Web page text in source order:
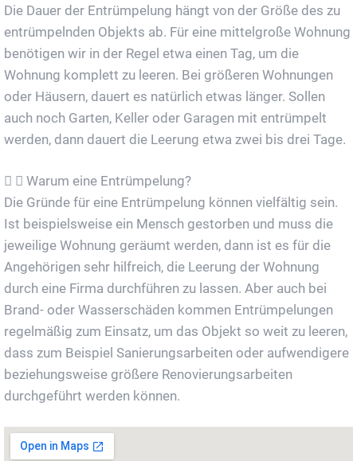
Die Dauer der Entrümpelung hängt von der Größe des zu
entrümpelnden Objekts ab. Für eine mittelgroße Wohnung
benötigen wir in der Regel etwa einen Tag, um die
Wohnung komplett zu leeren. Bei größeren Wohnungen
oder Häusern, dauert es natürlich etwas länger. Sollen
auch noch Garten, Keller oder Garagen mit entrümpelt
werden, dann dauert die Leerung etwa zwei bis drei Tage.
Warum eine Entrümpelung?
Die Gründe für eine Entrümpelung können vielfältig sein.
Ist beispielsweise ein Mensch gestorben und muss die
jeweilige Wohnung geräumt werden, dann ist es für die
Angehörigen sehr hilfreich, die Leerung der Wohnung
durch eine Firma durchführen zu lassen. Aber auch bei
Brand- oder Wasserschäden kommen Entrümpelungen
regelmäßig zum Einsatz, um das Objekt so weit zu leeren,
dass zum Beispiel Sanierungsarbeiten oder aufwendigere
beziehungsweise größere Renovierungsarbeiten
durchgeführt werden können.